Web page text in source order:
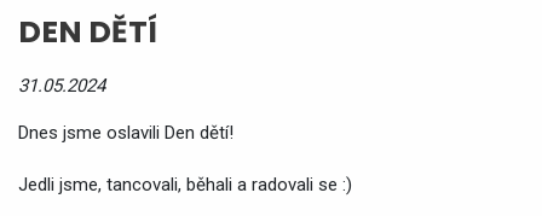
DEN DĚTÍ
31.05.2024
Dnes jsme oslavili Den dětí!
Jedli jsme, tancovali, běhali a radovali se :)